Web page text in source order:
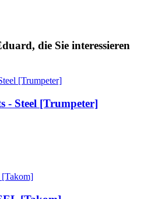
die Sie interessieren
- Steel [Trumpeter]